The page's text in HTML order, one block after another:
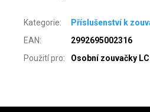
Kategorie:
Příslušenství k
EAN:
2992695002316
Použití pro: Osobní zouvačky LC